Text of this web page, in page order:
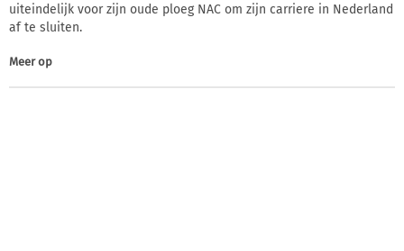
uiteindelijk voor zijn oude ploeg NAC om zijn carriere in Nederland
af te sluiten.
Meer op